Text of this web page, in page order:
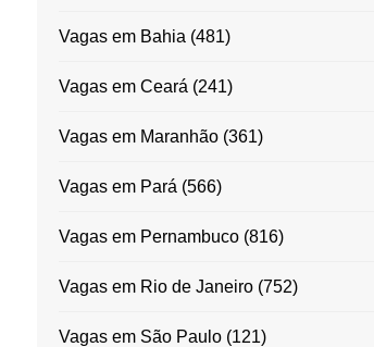
Vagas em Bahia (481)
Vagas em Ceará (241)
Vagas em Maranhão(361)
Vagas em Pará (566)
Vagas em Pernambuco(816)
Vagas em Rio de Janeiro(752)
Vagas em São Paulo(121)